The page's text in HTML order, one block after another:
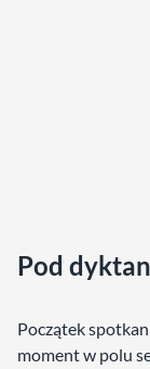
Pod
Początek
moment w polu